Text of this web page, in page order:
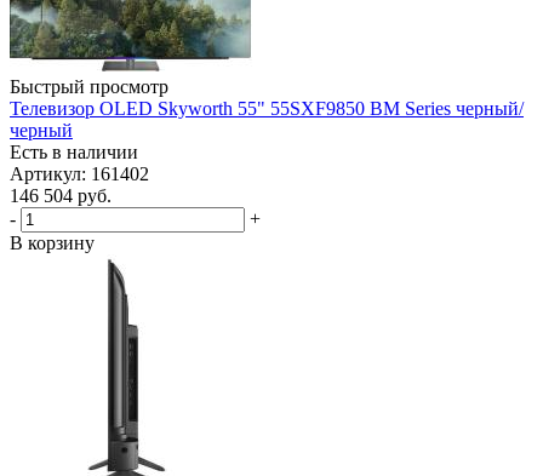
Быстрый просмотр
Телевизор OLED Skyworth 55" 55SXF9850 BM Series черный/
черный
Есть в наличии
Артикул: 161402
146 504 руб.
-
+
В корзину